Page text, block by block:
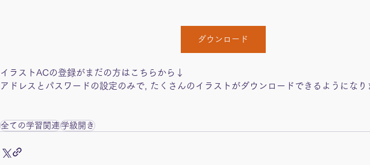
ダウンロード
イラストACの登録がまだの方はこちらから↓
アドレスとパスワードの設定のみで, たくさんのイラストがダウンロードできるようになり
全ての学習関連学級開き